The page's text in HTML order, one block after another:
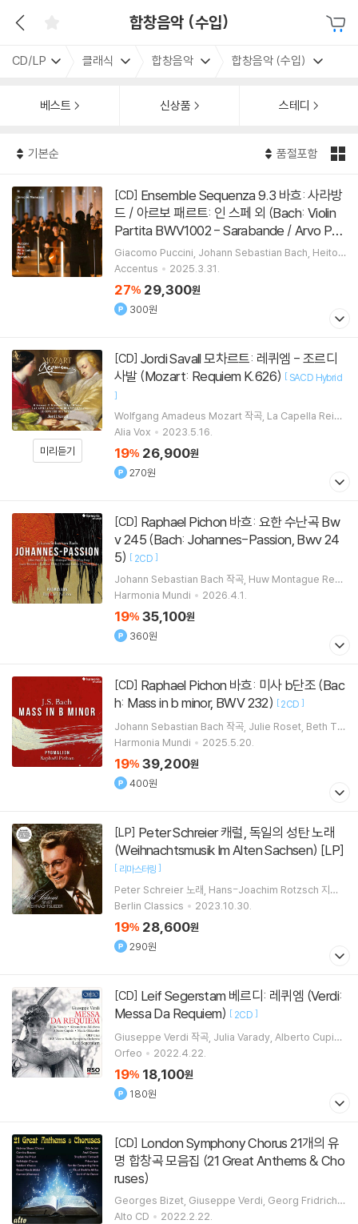
합창음악 (수입)
CD/LP 클래식 합창음악 합창음악 (수입)
베스트 신상품 스테디
기본순 품절포함
[CD]
드 / 아르보 패르트: 인 스페 외 (Bach: Violin
Partita BWV1002 - Sarabande / Arvo Par
t: In Spe)
Giacomo Puccini Johann Sebastian Bach Heitor
Villa-Lobos
Arvo Part
Accentus 2025.3.31.
27% 29,300원
300원
미리듣기
[CD]
사발 (Mozart: Requiem K.626) [ SACD Hybrid
]
Wolfgang Amadeus Mozart 작곡 La Capella Reial
De Catalunya노래 Jordi Savall
Alia Vox 2023.5.16.
19% 26,900원
270원
[CD]
v 245 (Bach: Johannes-Passion, Bwv 24
5) [ 2CD ]
Johann Sebastian Bach 작곡 Huw Montague Ren
dall Julian Pregardien Ying Fang
Harmonia Mundi 2026.4.1.
19% 35,100원
360원
[CD]
h: Mass in b minor, BWV 232) [2CD ]
Johann Sebastian Bach 작곡 Julie Roset Beth Ta
ylor Lucile Richardot노래 외 4명
Harmonia Mundi 2025.5.20.
19% 39,200원
400원
[LP]
(Weihnachtsmusik Im Alten Sachsen) [LP]
[ 리마스터링 ]
Peter Schreier 노래 Hans-Joachim Rotzsch 지휘
Staatskapelle Dresden 오케스트라
Berlin Classics 2023.10.30.
19% 28,600원
290원
[CD]
Messa Da Requiem) [ 2CD ]
Giuseppe Verdi 작곡 Julia Varady Alberto Cupid
o Nicola Ghiuselev
Orfeo 2022.4.22.
19% 18,100원
180원
[CD]
명 합창곡 모음집 (21 Great Anthems & Cho
ruses)
Georges Bizet Giuseppe Verdi Georg Fridrich
Handel Ludwig van Beethoven
Alto CD 2022.2.22.